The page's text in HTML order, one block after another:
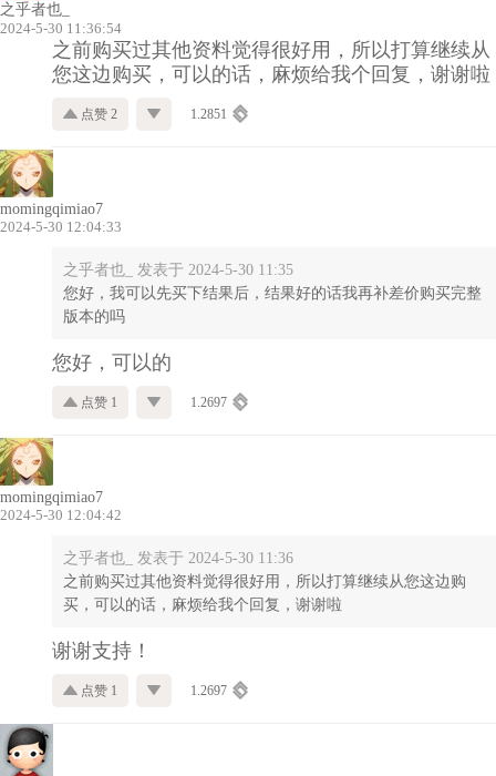
之乎者也_
2024-5-30 11:36:54
之前购买过其他资料觉得很好用，所以打算继续从
您这边购买，可以的话，麻烦给我个回复，谢谢啦
点赞 2 1.2851
momingqimiao7
2024-5-30 12:04:33
之乎者也_ 发表于 2024-5-30 11:35
您好，我可以先买下结果后，结果好的话我再补差价购买完整
版本的吗
您好，可以的
点赞 1 1.2697
momingqimiao7
2024-5-30 12:04:42
之乎者也_ 发表于 2024-5-30 11:36
之前购买过其他资料觉得很好用，所以打算继续从您这边购
买，可以的话，麻烦给我个回复，谢谢啦
谢谢支持！
点赞 1 1.2697